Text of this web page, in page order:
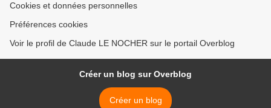
Cookies et données personnelles
Préférences cookies
Voir le profil de Claude LE NOCHER sur le portail Overblog
Créer un blog sur Overblog
Créer un blog